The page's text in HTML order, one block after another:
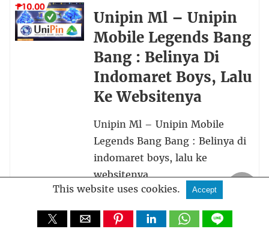
Unipin Ml – Unipin
Mobile Legends Bang
Bang : Belinya Di
Indomaret Boys, Lalu
Ke Websitenya
Unipin Ml – Unipin Mobile
Legends Bang Bang : Belinya di
indomaret boys, lalu ke
websitenya
This website uses cookies. Accept